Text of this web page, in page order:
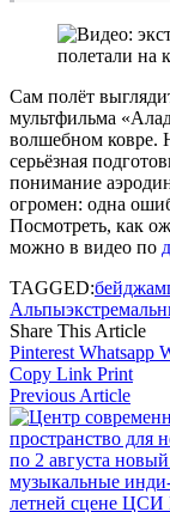
Сам полёт
мультфильма
волшебном ковре.
серьёзная
понимание
огромен: одна
Посмотреть, как
можно в видео по
TAGGED:
Альпы
Share This Article
Pinterest Whatsapp
Copy Link Print
Previous Article